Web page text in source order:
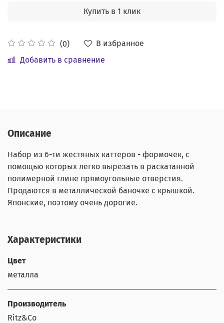
(0)
В избранное
Добавить в сравнение
Купить в 1 клик
Описание
Набор из 6-ти жестяных каттеров - формочек, с
помощью которых легко вырезать в раскатанной
полимерной глине прямоугольные отверстия.
Продаются в металлической баночке с крышкой.
Японские, поэтому очень дорогие.
Характеристики
Цвет
металла
Производитель
Ritz&Co